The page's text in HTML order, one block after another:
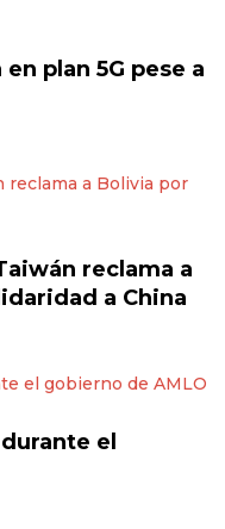
en plan 5G pese a
reclama a
a China
el